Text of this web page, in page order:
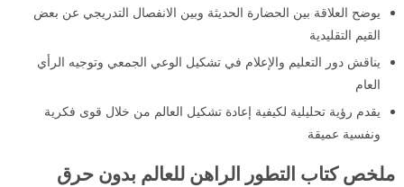
يوضح العلاقة بين الحضارة الحديثة وبين الانفصال التدريجي عن بعض
القيم التقليدية
يناقش دور التعليم والإعلام في تشكيل الوعي الجمعي وتوجيه الرأي
العام
يقدم رؤية تحليلية لكيفية إعادة تشكيل العالم من خلال قوى فكرية
ونفسية عميقة
ملخص كتاب التطور الراهن للعالم بدون حرق